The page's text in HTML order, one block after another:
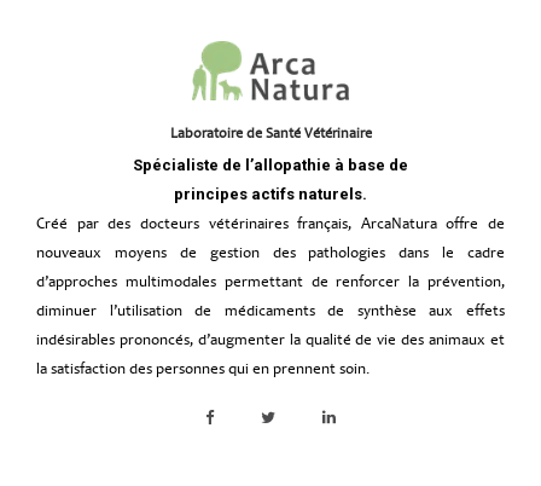
Laboratoire de Santé Vétérinaire
Spécialiste de l’allopathie à base de
principes actifs naturels.
Créé par des docteurs vétérinaires français, ArcaNatura offre de
nouveaux moyens de gestion des pathologies dans le cadre
d’approches multimodales permettant de renforcer la prévention,
diminuer l’utilisation de médicaments de synthèse aux effets
indésirables prononcés, d’augmenter la qualité de vie des animaux et
la satisfaction des personnes qui en prennent soin.